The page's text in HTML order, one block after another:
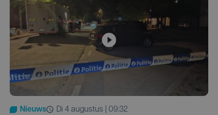
Nieuws
di 4 augustus | 09:32